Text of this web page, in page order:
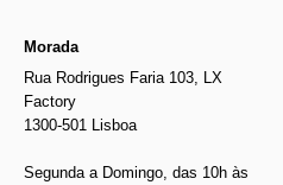
Morada
Rua Rodrigues Faria 103, LX
Factory
1300-501 Lisboa
Segunda a Domingo, das 10h às